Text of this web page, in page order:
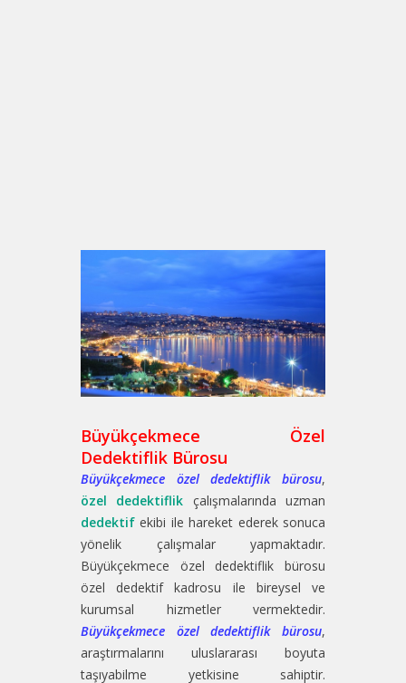
Büyükçekmece Özel
Dedektiflik Bürosu
Büyükçekmece özel dedektiflik bürosu,
özel dedektiflik çalışmalarında uzman
dedektif ekibi ile hareket ederek sonuca
yönelik çalışmalar yapmaktadır.
Büyükçekmece özel dedektiflik bürosu
özel dedektif kadrosu ile bireysel ve
kurumsal hizmetler vermektedir.
Büyükçekmece özel dedektiflik bürosu,
araştırmalarını uluslararası boyuta
taşıyabilme yetkisine sahiptir.